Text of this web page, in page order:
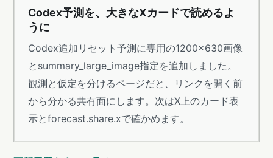
Codex予測を、大きなXカードで読めるよ
うに
Codex追加リセット予測に専用の1200×630画像
とsummary_large_image指定を追加しました。
観測と仮定を分けるページだと、リンクを開く前
から分かる共有面にします。次はX上のカード表
示とforecast.share.xで確かめます。